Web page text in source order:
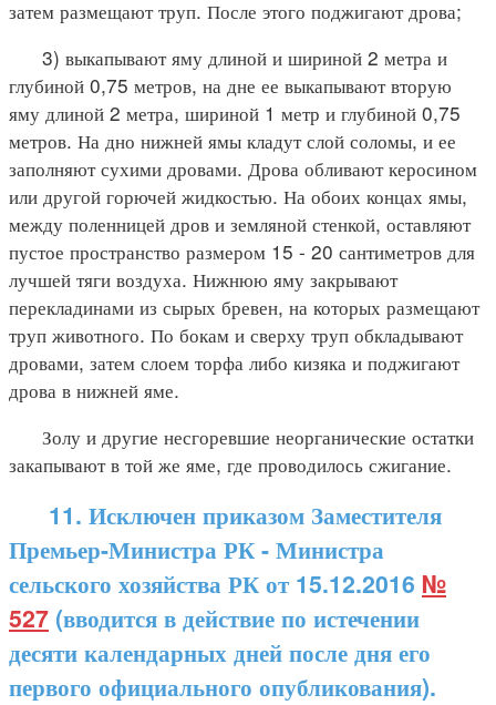
затем размещают труп. После этого поджигают дрова;
3) выкапывают яму длиной и шириной 2 метра и
глубиной 0,75 метров, на дне ее выкапывают вторую
яму длиной 2 метра, шириной 1 метр и глубиной 0,75
метров. На дно нижней ямы кладут слой соломы, и ее
заполняют сухими дровами. Дрова обливают керосином
или другой горючей жидкостью. На обоих концах ямы,
между поленницей дров и земляной стенкой, оставляют
пустое пространство размером 15 - 20 сантиметров для
лучшей тяги воздуха. Нижнюю яму закрывают
перекладинами из сырых бревен, на которых размещают
труп животного. По бокам и сверху труп обкладывают
дровами, затем слоем торфа либо кизяка и поджигают
дрова в нижней яме.
Золу и другие несгоревшие неорганические остатки
закапывают в той же яме, где проводилось сжигание.
11. Исключен приказом Заместителя
Премьер-Министра РК - Министра
сельского хозяйства РК от 15.12.2016 №
527 (вводится в действие по истечении
десяти календарных дней после дня его
первого официального опубликования).